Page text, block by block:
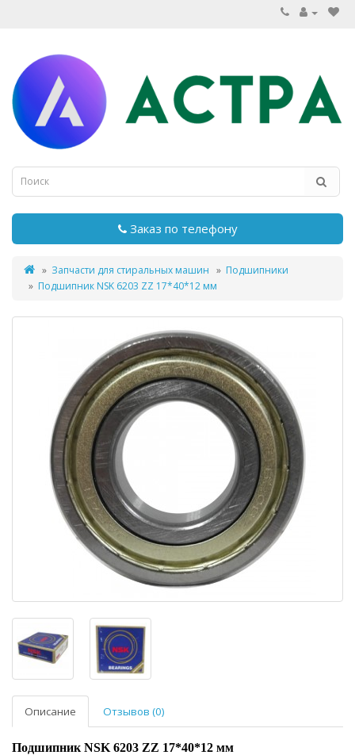
Заказ по телефону
Запчасти для стиральных машин
Подшипники
Подшипник NSK 6203 ZZ 17*40*12 мм
Описание Отзывов (0)
Подшипник NSK 6203 ZZ 17*40*12 мм